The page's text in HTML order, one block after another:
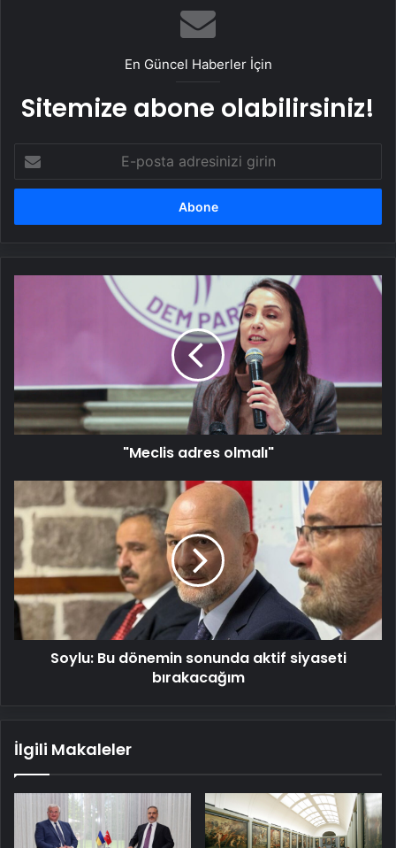
En Güncel Haberler İçin
Sitemize abone olabilirsiniz!
posta
adresinizi
"Meclis adres olmalı"
Bu
dönemin
sonunda
aktif
siyaseti
bırakacağım
Soylu: Bu dönemin sonunda aktif siyaseti
bırakacağım
İlgili Makaleler